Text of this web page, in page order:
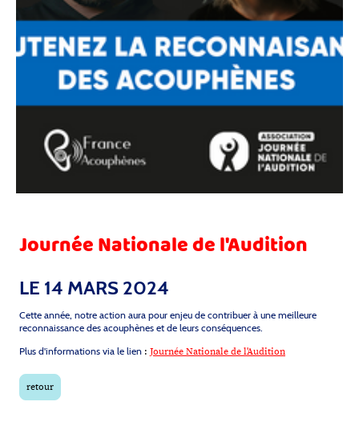
Journée Nationale de l'Audition
LE 14 MARS 2024
Cette année, notre action aura pour enjeu de contribuer à une meilleure
reconnaissance des acouphènes et de leurs conséquences.
Plus d'informations via le lien : Journée Nationale de l'Audition
retour